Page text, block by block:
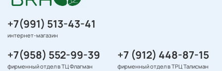
+7(991) 513-43-41
интернет-магазин
+7(958) 552-99-39
фирменный отдел в ТЦ Флагман
+7 (912) 448-87-15
фирменный отдел в ТРЦ Талисман